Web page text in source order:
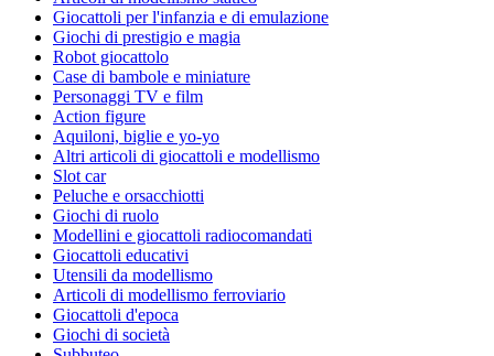
Giocattoli per l'infanzia e di emulazione
Giochi di prestigio e magia
Robot giocattolo
Case di bambole e miniature
Personaggi TV e film
Action figure
Aquiloni, biglie e yo-yo
Altri articoli di giocattoli e modellismo
Slot car
Peluche e orsacchiotti
Giochi di ruolo
Modellini e giocattoli radiocomandati
Giocattoli educativi
Utensili da modellismo
Articoli di modellismo ferroviario
Giocattoli d'epoca
Giochi di società